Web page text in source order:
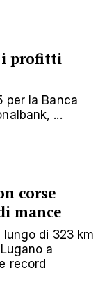
i profitti
per la Banca
...
corse
mance
di 323 km
a
record